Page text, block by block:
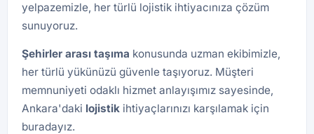
yelpazemizle, her türlü lojistik ihtiyacınıza çözüm
sunuyoruz.
Şehirler arası taşıma konusunda uzman ekibimizle,
her türlü yükünüzü güvenle taşıyoruz. Müşteri
memnuniyeti odaklı hizmet anlayışımız sayesinde,
Ankara'daki lojistik ihtiyaçlarınızı karşılamak için
buradayız.